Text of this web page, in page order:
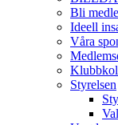
Bli
Ideell
Våra
Styrelsen